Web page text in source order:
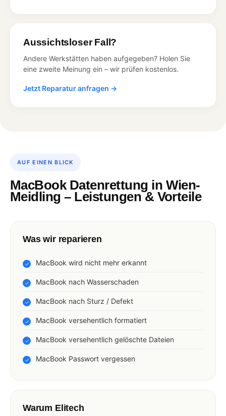
Aussichtsloser Fall?
Andere Werkstätten haben aufgegeben? Holen Sie
eine zweite Meinung ein – wir prüfen kostenlos.
Jetzt Reparatur anfragen →
AUF EINEN BLICK
MacBook Datenrettung in Wien-
Meidling – Leistungen & Vorteile
Was wir reparieren
MacBook wird nicht mehr erkannt
MacBook nach Wasserschaden
MacBook nach Sturz / Defekt
MacBook versehentlich formatiert
MacBook versehentlich gelöschte Dateien
MacBook Passwort vergessen
Warum Elitech